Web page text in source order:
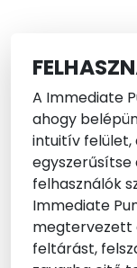
A Immediate
ahogy
intuitív felület,
felhasználók
Immediate
megtervezett
feltárást,